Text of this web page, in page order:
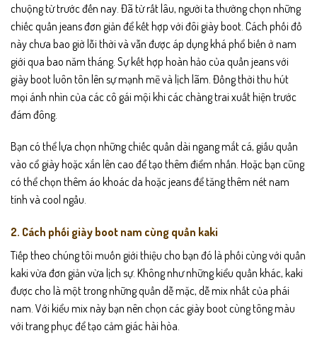
chuộng từ trước đến nay. Đã từ rất lâu, người ta thường chọn những
chiếc quần jeans đơn giản để kết hợp với đôi giày boot. Cách phối đồ
này chưa bao giờ lỗi thời và vẫn được áp dụng khá phổ biến ở nam
giới qua bao năm tháng. Sự kết hợp hoàn hảo của quần jeans với
giày boot luôn tôn lên sự mạnh mẽ và lịch lãm. Đồng thời thu hút
mọi ánh nhìn của các cô gái mội khi các chàng trai xuất hiện trước
đám đông.
Bạn có thể lựa chọn những chiếc quần dài ngang mắt cá, giấu quần
vào cổ giày hoặc xắn lên cao để tạo thêm điểm nhấn. Hoặc bạn cũng
có thể chọn thêm áo khoác da hoặc jeans để tăng thêm nét nam
tính và cool ngầu.
2. Cách phối giày boot nam cùng quần kaki
Tiếp theo chúng tôi muốn giới thiệu cho bạn đó là phối cùng với quần
kaki vừa đơn giản vừa lịch sự. Không như những kiểu quần khác, kaki
được cho là một trong những quần dễ mặc, dễ mix nhất của phái
nam. Với kiểu mix này bạn nên chọn các giày boot cùng tông màu
với trang phục để tạo cảm giác hài hòa.